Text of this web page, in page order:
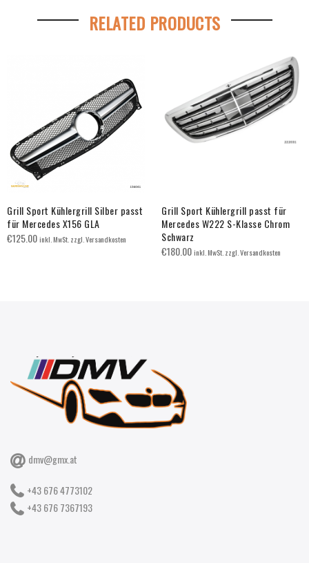
RELATED PRODUCTS
Grill Sport Kühlergrill Silber passt
für Mercedes X156 GLA
€125.00inkl. MwSt. zzgl. Versandkosten
Grill Sport Kühlergrill passt für
Mercedes W222 S-Klasse Chrom
Schwarz
€180.00inkl. MwSt. zzgl. Versandkosten
dmv@gmx.at
+43 676 4773102
+43 676 7367193